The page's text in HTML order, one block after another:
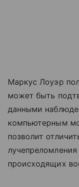
Маркус Лоуэр
может быть
данными
компьютерным
позволит
происходящих